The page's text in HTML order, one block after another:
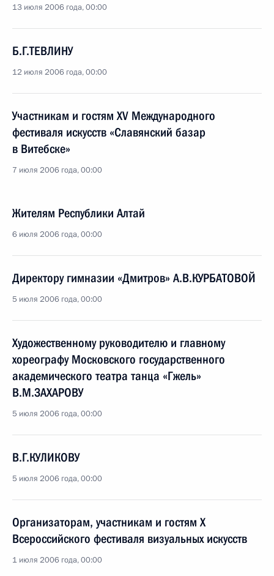
13 июля 2006 года, 00:00
Б.Г.ТЕВЛИНУ
12 июля 2006 года, 00:00
Участникам и гостям XV Международного
фестиваля искусств «Славянский базар
в Витебске»
7 июля 2006 года, 00:00
Жителям Республики Алтай
6 июля 2006 года, 00:00
Директору гимназии «Дмитров» А.В.КУРБАТОВОЙ
5 июля 2006 года, 00:00
Художественному руководителю и главному
хореографу Московского государственного
академического театра танца «Гжель»
В.М.ЗАХАРОВУ
5 июля 2006 года, 00:00
В.Г.КУЛИКОВУ
5 июля 2006 года, 00:00
Организаторам, участникам и гостям X
Всероссийского фестиваля визуальных искусств
1 июля 2006 года, 00:00